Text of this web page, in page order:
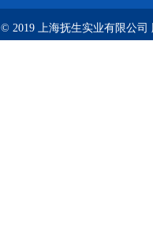
© 2019 上海抚生实业有限公司